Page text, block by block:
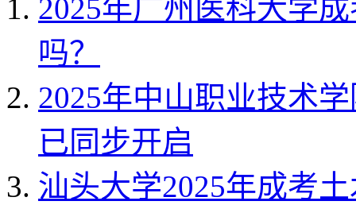
2025年广州医科大学
吗？
2025年中山职业技术
已同步开启
汕头大学2025年成考